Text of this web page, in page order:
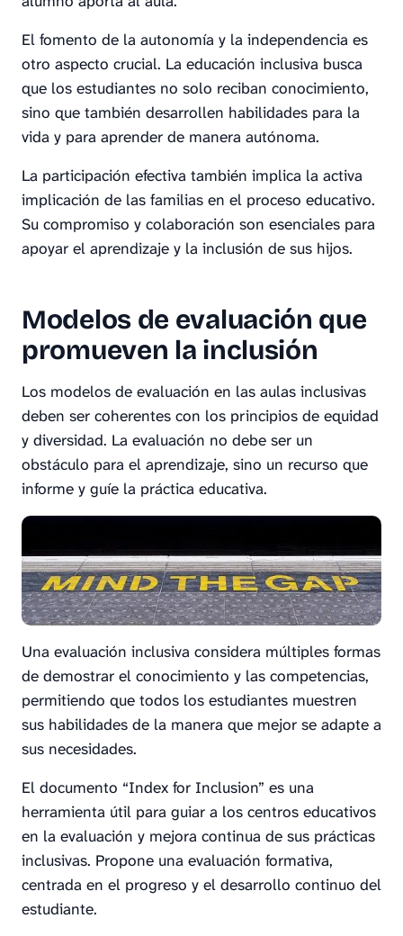
El fomento de la autonomía y la independencia es
otro aspecto crucial. La educación inclusiva busca
que los estudiantes no solo reciban conocimiento,
sino que también desarrollen habilidades para la
vida y para aprender de manera autónoma.
La participación efectiva también implica la activa
implicación de las familias en el proceso educativo.
Su compromiso y colaboración son esenciales para
apoyar el aprendizaje y la inclusión de sus hijos.
Modelos de evaluación que
promueven la inclusión
Los modelos de evaluación en las aulas inclusivas
deben ser coherentes con los principios de equidad
y diversidad. La evaluación no debe ser un
obstáculo para el aprendizaje, sino un recurso que
informe y guíe la práctica educativa.
Una evaluación inclusiva considera múltiples formas
de demostrar el conocimiento y las competencias,
permitiendo que todos los estudiantes muestren
sus habilidades de la manera que mejor se adapte a
sus necesidades.
El documento “Index for Inclusion” es una
herramienta útil para guiar a los centros educativos
en la evaluación y mejora continua de sus prácticas
inclusivas. Propone una evaluación formativa,
centrada en el progreso y el desarrollo continuo del
estudiante.